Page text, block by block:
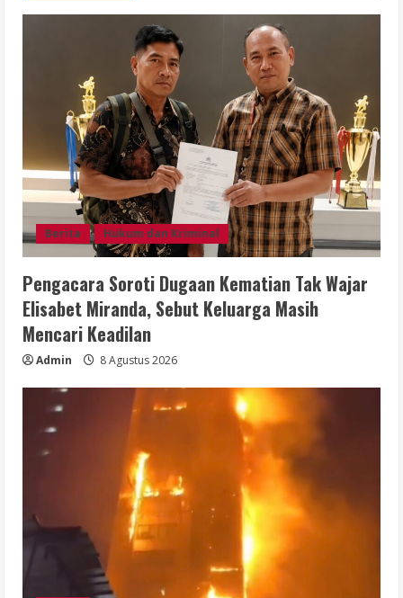
Berita Hukum dan Kriminal
Pengacara Soroti Dugaan Kematian Tak Wajar
Elisabet Miranda, Sebut Keluarga Masih
Mencari Keadilan
Admin 8 Agustus 2026